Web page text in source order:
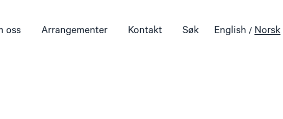
oss Arrangementer Kontakt Søk English Norsk